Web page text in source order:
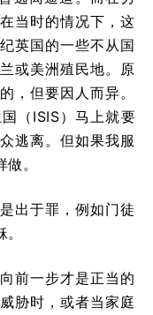
当时的情况下，这
英国的一些不从国
或美洲殖民地。原
，但要因人而异。
（ISIS）马上就要
逃离。但如果我服
。
出于罪，例如门徒
前一步才是正当的
胁时，或者当家庭